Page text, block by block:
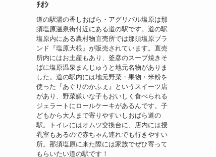
ﾁｵｼ
道の駅湯の香しおばら・アグリパル塩原は那
須塩原温泉街付近にある道の駅です。道の駅
塩原内にある農村物直売所では那須塩原ブラ
ンド『塩原大根』が販売されています。直売
所内にはお土産もあり、釜彦のスープ焼きそ
ばに塩原温泉まんじゅうと地元名物がありま
した。道の駅内には地元野菜・果物・米粉を
使った『あぐりのかふぇ』というスイーツ店
があり、野菜嫌いな子もおいしく食べられる
ジェラートにロールケーキがあるんです。子
どもから大人まで寄りやすいしおばら道の
駅。トイレにはオムツ交換台に、店内には授
乳室もあるので赤ちゃん連れでも行きやすい
所。那須塩原に来た際には家族でぜひ寄って
もらいたい道の駅です！